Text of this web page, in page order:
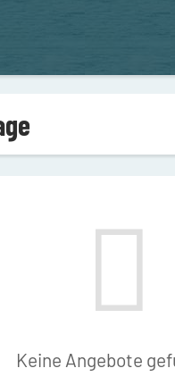
Keine Angebote